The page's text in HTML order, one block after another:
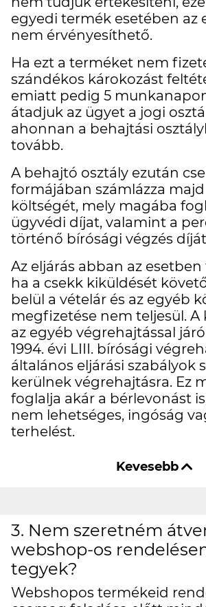
egyedi termék esetében az
nem érvényesíthető.
Ha ezt a terméket nem
szándékos károkozást
emiatt pedig 5
átadjuk az ügyet a jogi
ahonnan a behajtási
tovább.
A behajtó osztály ezután
formájában számlázza majd
költségét, mely magába
ügyvédi díjat, valamint a
történő bírósági végzés
Az eljárás abban az
ha a csekk kiküldését
belül a vételár és az egyéb
megfizetése nem teljesül. A
az egyéb végrehajtással
1994. évi LIII. bírósági
általános eljárási szabályok
kerülnek végrehajtásra. Ez
foglalja akár a bérlevonást
nem lehetséges, ingóság
terhelést.
3. Nem szeretném
webshop-os
tegyek?
Webshopos termékeid